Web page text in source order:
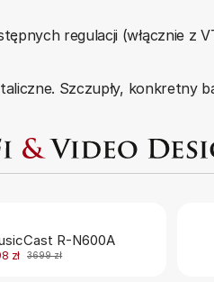
regulacji (włącznie z
Szczupły, konkretny
R-N600A
zł 3699 zł